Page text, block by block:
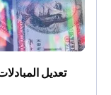
تعديل المبادلات 3 أغسطس 2026 - 7 أغسطس